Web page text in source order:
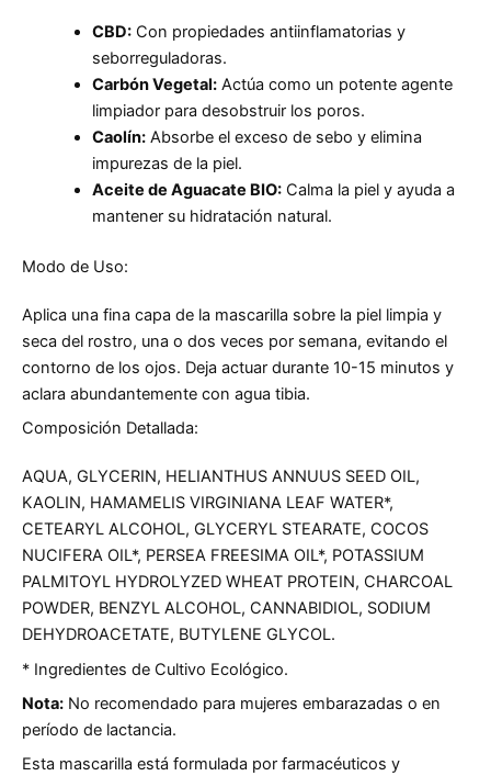
CBD:Con propiedades antiinflamatorias y
seborreguladoras.
Carbón Vegetal:Actúa como un potente agente
limpiador para desobstruir los poros.
Caolín:Absorbe el exceso de sebo y elimina
impurezas de la piel.
Aceite de Aguacate BIO:Calma la piel y ayuda a
mantener su hidratación natural.
Modo de Uso:
Aplica una fina capa de la mascarilla sobre la piel limpia y
seca del rostro, una o dos veces por semana, evitando el
contorno de los ojos. Deja actuar durante 10-15 minutos y
aclara abundantemente con agua tibia.
Composición Detallada:
AQUA, GLYCERIN, HELIANTHUS ANNUUS SEED OIL,
KAOLIN, HAMAMELIS VIRGINIANA LEAF WATER*,
CETEARYL ALCOHOL, GLYCERYL STEARATE, COCOS
NUCIFERA OIL*, PERSEA FREESIMA OIL*, POTASSIUM
PALMITOYL HYDROLYZED WHEAT PROTEIN, CHARCOAL
POWDER, BENZYL ALCOHOL, CANNABIDIOL, SODIUM
DEHYDROACETATE, BUTYLENE GLYCOL.
* Ingredientes de Cultivo Ecológico.
Nota: No recomendado para mujeres embarazadas o en
período de lactancia.
Esta mascarilla está formulada por farmacéuticos y